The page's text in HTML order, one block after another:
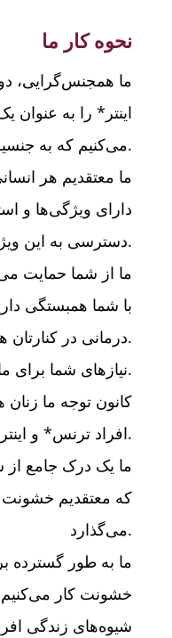
نحوه کار ما
ما همجنس‌گرایی،
اینتر* را به
می‌کنیم که به جنسیت تقلیل نمی‌یابد.
ما معتقدیم هر
دارای ویژگی‌ها و
دسترسی به این ویژگی‌ها در مشاوره است.
ما از شما حمایت
با شما همبستگی
درمانی در کنارتان هستیم.
نیاز‌های شما برای ما در اولویت است.
کانون توجه ما
افراد ترنس* و اینتر* هستند.
ما یک درک جامع از
که معتقدیم خشونت
می‌گذارد.
ما به طور گسترده
خشونت کار
شیوه‌های زندگی